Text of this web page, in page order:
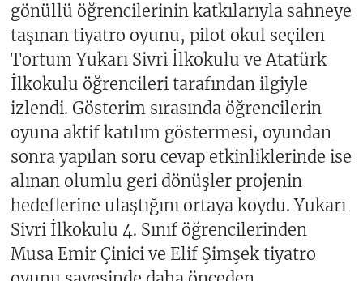
gönüllü öğrencilerinin katkılarıyla sahneye
taşınan tiyatro oyunu, pilot okul seçilen
Tortum Yukarı Sivri İlkokulu ve Atatürk
İlkokulu öğrencileri tarafından ilgiyle
izlendi. Gösterim sırasında öğrencilerin
oyuna aktif katılım göstermesi, oyundan
sonra yapılan soru cevap etkinliklerinde ise
alınan olumlu geri dönüşler projenin
hedeflerine ulaştığını ortaya koydu. Yukarı
Sivri İlkokulu 4. Sınıf öğrencilerinden
Musa Emir Çinici ve Elif Şimşek tiyatro